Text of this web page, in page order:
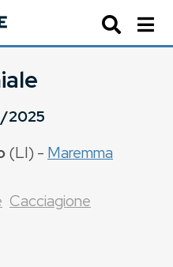
2025
(LI) - Maremma
Cacciagione